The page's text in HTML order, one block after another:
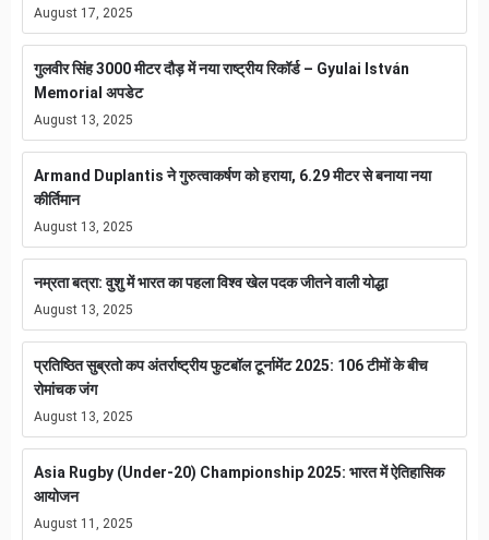
August 17, 2025
गुलवीर सिंह 3000 मीटर दौड़ में नया राष्ट्रीय रिकॉर्ड – Gyulai István
Memorial अपडेट
August 13, 2025
Armand Duplantis ने गुरुत्वाकर्षण को हराया, 6.29 मीटर से बनाया नया
कीर्तिमान
August 13, 2025
नम्रता बत्रा: वुशु में भारत का पहला विश्व खेल पदक जीतने वाली योद्धा
August 13, 2025
प्रतिष्ठित सुब्रतो कप अंतर्राष्ट्रीय फुटबॉल टूर्नामेंट 2025: 106 टीमों के बीच
रोमांचक जंग
August 13, 2025
Asia Rugby (Under-20) Championship 2025: भारत में ऐतिहासिक
आयोजन
August 11, 2025